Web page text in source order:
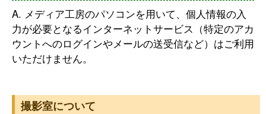
A. メディア工房のパソコンを用いて、個人情報の入
力が必要となるインターネットサービス（特定のアカ
ウントへのログインやメールの送受信など）はご利用
いただけません。
撮影室について